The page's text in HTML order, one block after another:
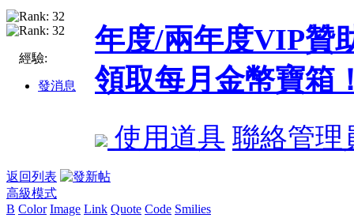
經驗:
發消息
年度/兩年度VIP贊
領取每月金幣寶箱
使用道具 聯絡管理
返回列表
高級模式
B Color Image Link Quote Code Smilies